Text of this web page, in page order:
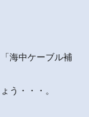
海中ケーブル補
う・・・。